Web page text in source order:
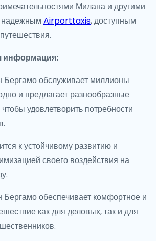
Милана и другими
надежным Airporttaxis, доступным
информация:
обслуживает миллионы
и предлагает разнообразные
удовлетворить потребности
к устойчивому развитию и
своего воздействия на
обеспечивает комфортное и
как для деловых, так и для